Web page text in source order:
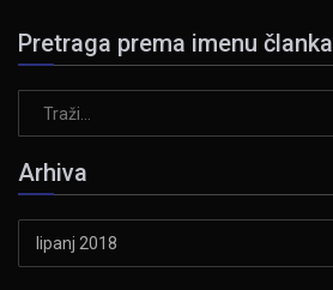
Pretraga prema imenu članka
Arhiva